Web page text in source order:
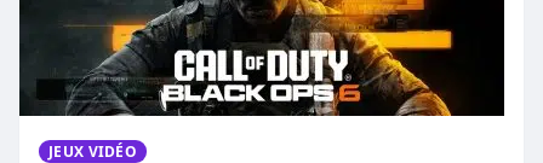
JEUX VIDÉO